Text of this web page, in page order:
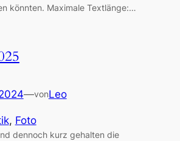
könnten. Maximale Textlänge:…
—vonLeo
, Foto
dennoch kurz gehalten die